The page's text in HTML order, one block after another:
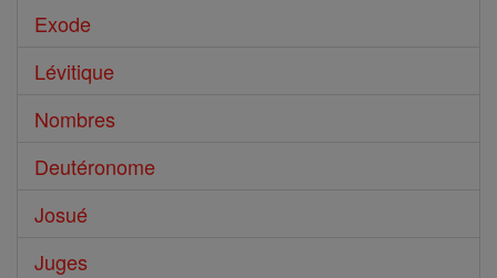
Exode
Lévitique
Nombres
Deutéronome
Josué
Juges